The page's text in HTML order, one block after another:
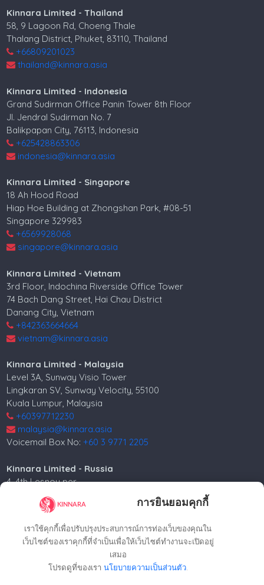
การยินยอมคุกกี้
เราใช้คุกกี้เพื่อปรับปรุงประสบการณ์การท่องเว็บของคุณใน
เว็บไซต์ของเราคุกกี้ที่จำเป็นเพื่อให้เว็บไซต์ทำงานจะเปิดอยู่
เสมอ
โปรดดูที่ของเรา นโยบายความเป็นส่วนตัว.
Kinnara Limited - Thailand
58, 9 Lagoon Rd, Choeng Thale
Thalang District, Phuket, 83110, Thailand
+66809201023
thailand@kinnara.asia
Kinnara Limited - Indonesia
Grand Sudirman Office Panin Tower 8th Floor
Jl. Jendral Sudirman No. 7
Balikpapan City, 76113, Indonesia
+625428863306
indonesia@kinnara.asia
Kinnara Limited - Singapore
18 Ah Hood Road
Hiap Hoe Building at Zhongshan Park, #08-51
Singapore 329983
+6569928068
singapore@kinnara.asia
Kinnara Limited - Vietnam
3rd Floor, Indochina Riverside Office Tower
74 Bach Dang Street, Hai Chau District
Danang City, Vietnam
+842363664664
vietnam@kinnara.asia
Kinnara Limited - Malaysia
Level 3A, Sunway Visio Tower
Lingkaran SV, Sunway Velocity, 55100
Kuala Lumpur, Malaysia
+60397712230
malaysia@kinnara.asia
Voicemail Box No:+60 3 9771 2205
Kinnara Limited - Russia
4, 4th Lesnoy per.
Moscow, 125047, Russia.
russia@kinnara.asia